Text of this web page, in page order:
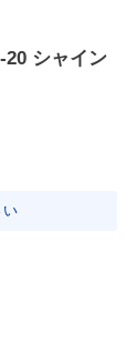
20 シャイン
い